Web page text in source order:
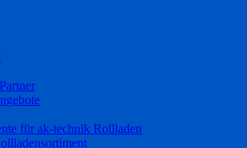
für ak-technik Rollladen